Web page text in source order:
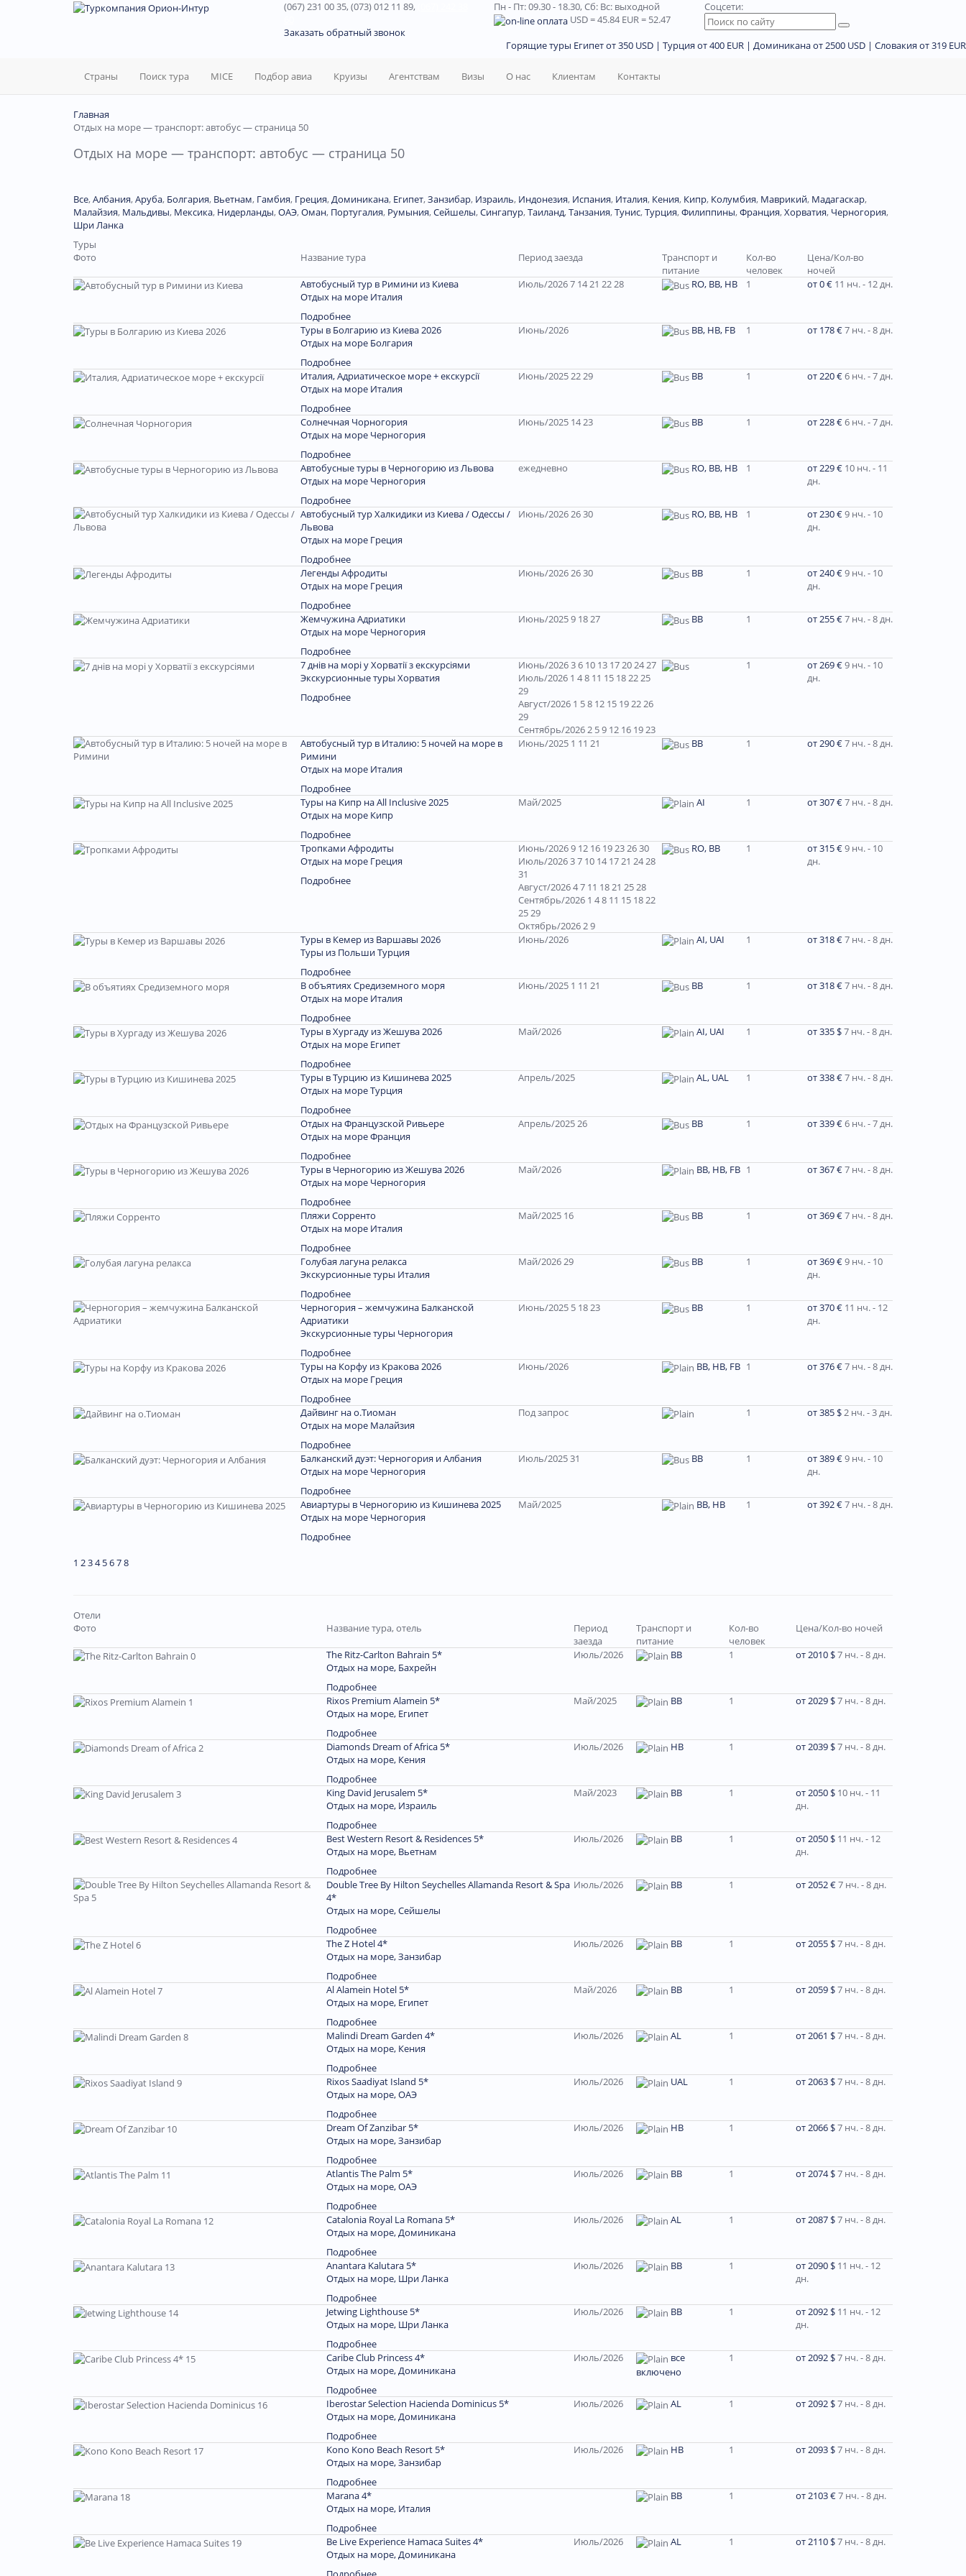
(067) 231 00 35, (073) 012 11 89,
Заказать обратный звонок
Пн - Пт: 09.30 - 18.30,Сб: Вс: выходной
USD= 45.84EUR= 52.47
Соцсети:
Горящие туры Египет от 350 USD | Турция от 400 EUR | Доминикана от 2500 USD | Словакия от 319 EUR
Страны Поиск тура MICE Подбор авиа Круизы Агентствам Визы О нас Клиентам Контакты
Главная
Отдых на море — транспорт: автобус — страница 50
Отдых на море — транспорт: автобус — страница 50
Все,Албания,Аруба, Болгария, Вьетнам, Гамбия, Греция,Доминиканa, Египет,Занзибар, Израиль, Индонезия, Испания, Италия, Кения, Кипр, Колумбия, Маврикий, Мадагаскар,
Малайзия, Мальдивы, Мексика, Нидерланды,ОАЭ,Оман, Португалия, Румыния,Сейшелы,Сингапур,Таиланд,Танзания,Тунис,Турция,Филиппины,Франция,Хорватия, Черногория,
Шри Ланка
Туры
Фото
Название тура Период заезда
Транспорт и
питание
Кол-во
человек
Цена/Кол-во
ночей
Автобусный тур в Римини из Киева
Отдых на море Италия
Подробнее
Июль/2026 7 14 21 22 28 RO, BB, HB 1 от 0 € 11 нч. - 12 дн.
Туры в Болгарию из Киева 2026
Отдых на море Болгария
Подробнее
Июнь/2026 BB, HB, FB 1 от 178 €7 нч. - 8 дн.
Италия, Адриатическое море + екскурсії
Отдых на море Италия
Подробнее
Июнь/2025 22 29 BB 1 от 220 €6 нч. - 7 дн.
Солнечная Чорногория
Отдых на море Черногория
Подробнее
Июнь/2025 14 23 BB 1 от 228 €6 нч. - 7 дн.
Автобусные туры в Черногорию из Львова
Отдых на море Черногория
Подробнее
ежедневно RO, BB, HB 1 от 229 € 10 нч. - 11
дн.
Автобусный тур Халкидики из Киева / Одессы /
Львова
Отдых на море Греция
Подробнее
Июнь/2026 26 30 RO, BB, HB 1 от 230 €9 нч. - 10
дн.
Легенды Афродиты
Отдых на море Греция
Подробнее
Июнь/2026 26 30 ВВ 1 от 240 €9 нч. - 10
дн.
Жемчужина Адриатики
Отдых на море Черногория
Подробнее
Июнь/2025 9 18 27 BB 1 от 255 €7 нч. - 8 дн.
7 днів на морі у Хорватії з екскурсіями
Экскурсионные туры Хорватия
Подробнее
Июнь/2026 3 6 10 13 17 20 24 27
Июль/2026 1 4 8 11 15 18 22 25
29
Август/2026 1 5 8 12 15 19 22 26
29
Сентябрь/2026 2 5 9 12 16 19 23
1 от 269 €9 нч. - 10
дн.
Автобусный тур в Италию: 5 ночей на море в
Римини
Отдых на море Италия
Подробнее
Июнь/2025 1 11 21 ВВ 1 от 290 €7 нч. - 8 дн.
Туры на Кипр на All Inclusive 2025
Отдых на море Кипр
Подробнее
Май/2025 AI 1 от 307 €7 нч. - 8 дн.
Тропками Афродиты
Отдых на море Греция
Подробнее
Июнь/2026 9 12 16 19 23 26 30
Июль/2026 3 7 10 14 17 21 24 28
31
Август/2026 4 7 11 18 21 25 28
Сентябрь/2026 1 4 8 11 15 18 22
25 29
Октябрь/2026 2 9
RO, BB 1 от 315 €9 нч. - 10
дн.
Туры в Кемер из Варшавы 2026
Туры из Польши Турция
Подробнее
Июнь/2026 AI, UAI 1 от 318 €7 нч. - 8 дн.
В объятиях Средиземного моря
Отдых на море Италия
Подробнее
Июнь/2025 1 11 21 BB 1 от 318 €7 нч. - 8 дн.
Туры в Хургаду из Жешува 2026
Отдых на море Египет
Подробнее
Май/2026 AI, UAI 1 от 335 $7 нч. - 8 дн.
Туры в Турцию из Кишинева 2025
Отдых на море Турция
Подробнее
Апрель/2025 AL, UAL 1 от 338 €7 нч. - 8 дн.
Отдых на Французской Ривьере
Отдых на море Франция
Подробнее
Апрель/2025 26 BB 1 от 339 €6 нч. - 7 дн.
Туры в Черногорию из Жешува 2026
Отдых на море Черногория
Подробнее
Май/2026 BB, HB, FB 1 от 367 €7 нч. - 8 дн.
Пляжи Сорренто
Отдых на море Италия
Подробнее
Май/2025 16 BB 1 от 369 €7 нч. - 8 дн.
Голубая лагуна релакса
Экскурсионные туры Италия
Подробнее
Май/2026 29 BB 1 от 369 €9 нч. - 10
дн.
Черногория – жемчужина Балканской
Адриатики
Экскурсионные туры Черногория
Подробнее
Июнь/2025 5 18 23 BB 1 от 370 € 11 нч. - 12
дн.
Туры на Корфу из Кракова 2026
Отдых на море Греция
Подробнее
Июнь/2026 BB, HB, FB 1 от 376 €7 нч. - 8 дн.
Дайвинг на о.Тиоман
Отдых на море Малайзия
Подробнее
Под запрос 1 от 385 $2 нч. - 3 дн.
Балканский дуэт: Черногория и Албания
Отдых на море Черногория
Подробнее
Июль/2025 31 ВВ 1 от 389 €9 нч. - 10
дн.
Авиартуры в Черногорию из Кишинева 2025
Отдых на море Черногория
Подробнее
Май/2025 ВВ, НВ 1 от 392 €7 нч. - 8 дн.
1 234 5678
Отели
Фото
Название тура, отель
Период
заезда
Транспорт и
питание
Кол-во
человек
Цена/Кол-во ночей
The Ritz-Carlton Bahrain 5*
Отдых на море, Бахрейн
Подробнее
Июль/2026 BB 1 от 2010 $7 нч. - 8 дн.
Rixos Premium Alamein 5*
Отдых на море, Египет
Подробнее
Май/2025 ВВ 1 от 2029 $7 нч. - 8 дн.
Diamonds Dream of Africa 5*
Отдых на море, Кения
Подробнее
Июль/2026 HB 1 от 2039 $7 нч. - 8 дн.
King David Jerusalem 5*
Отдых на море, Израиль
Подробнее
Май/2023 ВВ 1 от 2050 $ 10 нч. - 11
дн.
Best Western Resort & Residences 5*
Отдых на море, Вьетнам
Подробнее
Июль/2026 ВВ 1 от 2050 $ 11 нч. - 12
дн.
Double Tree By Hilton Seychelles Allamanda Resort & Spa
4*
Отдых на море, Сейшелы
Подробнее
Июль/2026 ВВ 1 от 2052 €7 нч. - 8 дн.
The Z Hotel 4*
Отдых на море, Занзибар
Подробнее
Июль/2026 ВВ 1 от 2055 $7 нч. - 8 дн.
Al Alamein Hotel 5*
Отдых на море, Египет
Подробнее
Май/2026 ВВ 1 от 2059 $7 нч. - 8 дн.
Malindi Dream Garden 4*
Отдых на море, Кения
Подробнее
Июль/2026 AL 1 от 2061 $7 нч. - 8 дн.
Rixos Saadiyat Island 5*
Отдых на море, ОАЭ
Подробнее
Июль/2026 UAL 1 от 2063 $7 нч. - 8 дн.
Dream Of Zanzibar 5*
Отдых на море, Занзибар
Подробнее
Июль/2026 HB 1 от 2066 $7 нч. - 8 дн.
Atlantis The Palm 5*
Отдых на море, ОАЭ
Подробнее
Июль/2026 ВВ 1 от 2074 $7 нч. - 8 дн.
Catalonia Royal La Romana 5*
Отдых на море, Доминиканa
Подробнее
Июль/2026 AL 1 от 2087 $7 нч. - 8 дн.
Anantara Kalutara 5*
Отдых на море, Шри Ланка
Подробнее
Июль/2026 ВВ 1 от 2090 $ 11 нч. - 12
дн.
Jetwing Lighthouse 5*
Отдых на море, Шри Ланка
Подробнее
Июль/2026 ВВ 1 от 2092 $ 11 нч. - 12
дн.
Caribe Club Princess 4*
Отдых на море, Доминиканa
Подробнее
Июль/2026
все
включено
1 от 2092 $7 нч. - 8 дн.
Iberostar Selection Hacienda Dominicus 5*
Отдых на море, Доминиканa
Подробнее
Июль/2026 AL 1 от 2092 $7 нч. - 8 дн.
Kono Kono Beach Resort 5*
Отдых на море, Занзибар
Подробнее
Июль/2026 HB 1 от 2093 $7 нч. - 8 дн.
Marana 4*
Отдых на море, Италия
Подробнее
BB 1 от 2103 €7 нч. - 8 дн.
Be Live Experience Hamaca Suites 4*
Отдых на море, Доминиканa
Июль/2026 AL 1 от 2110 $7 нч. - 8 дн.